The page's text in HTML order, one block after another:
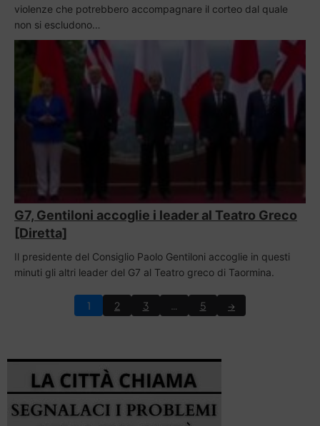
violenze che potrebbero accompagnare il corteo dal quale
non si escludono…
G7, Gentiloni accoglie i leader al Teatro Greco
[Diretta]
Il presidente del Consiglio Paolo Gentiloni accoglie in questi
minuti gli altri leader del G7 al Teatro greco di Taormina.
1 2 3 … 5 →